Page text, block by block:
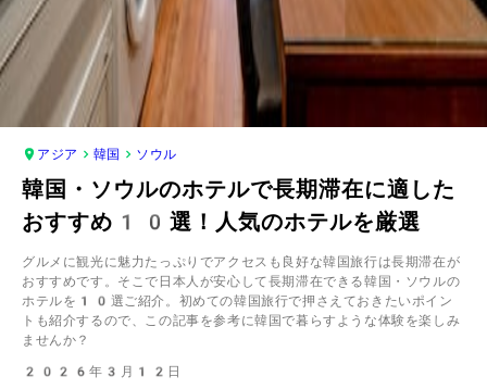
アジア 韓国 ソウル
韓国・ソウルのホテルで長期滞在に適した
おすすめ10選！人気のホテルを厳選
グルメに観光に魅力たっぷりでアクセスも良好な韓国旅行は長期滞在が
おすすめです。そこで日本人が安心して長期滞在できる韓国・ソウルの
ホテルを10選ご紹介。初めての韓国旅行で押さえておきたいポイン
トも紹介するので、この記事を参考に韓国で暮らすような体験を楽しみ
ませんか？
2026年3月12日